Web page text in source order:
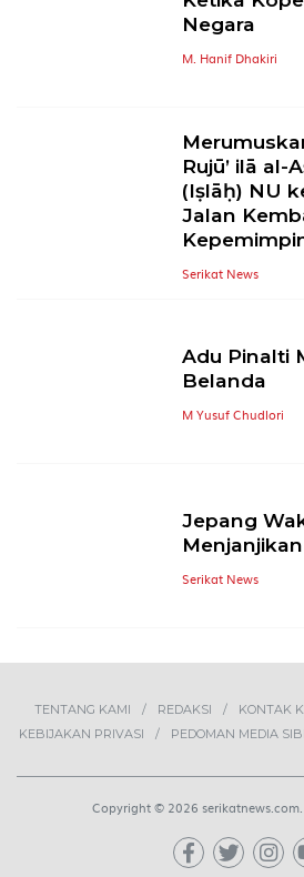
Negara
M. Hanif Dhakiri
Rujū’ ilā al-
(Iṣlāḥ) NU
Jalan
Serikat News
Adu Pinalti
Belanda
M Yusuf Chudlori
Jepang
Menjanjikan
Serikat News
TENTANG KAMI REDAKSI KONTAK
KEBIJAKAN PRIVASI
PEDOMAN MEDIA
Copyright © 2026